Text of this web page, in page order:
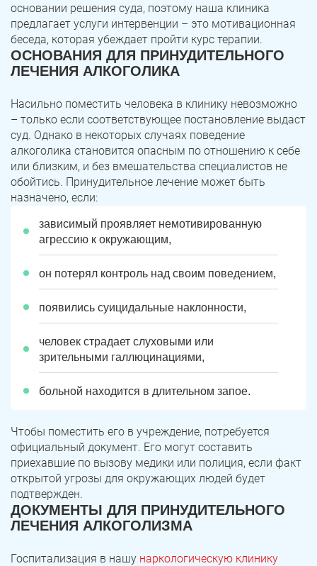
основании решения суда, поэтому наша клиника
предлагает услуги интервенции – это мотивационная
беседа, которая убеждает пройти курс терапии.
ОСНОВАНИЯ ДЛЯ ПРИНУДИТЕЛЬНОГО
ЛЕЧЕНИЯ АЛКОГОЛИКА
Насильно поместить человека в клинику невозможно
– только если соответствующее постановление выдаст
суд. Однако в некоторых случаях поведение
алкоголика становится опасным по отношению к себе
или близким, и без вмешательства специалистов не
обойтись. Принудительное лечение может быть
назначено, если:
зависимый проявляет немотивированную
агрессию к окружающим,
он потерял контроль над своим поведением,
появились суицидальные наклонности,
человек страдает слуховыми или
зрительными галлюцинациями,
больной находится в длительном запое.
Чтобы поместить его в учреждение, потребуется
официальный документ. Его могут составить
приехавшие по вызову медики или полиция, если факт
открытой угрозы для окружающих людей будет
подтвержден.
ДОКУМЕНТЫ ДЛЯ ПРИНУДИТЕЛЬНОГО
ЛЕЧЕНИЯ АЛКОГОЛИЗМА
Госпитализация в нашу наркологическую клинику